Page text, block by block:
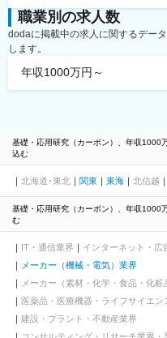
職業別の求人数
dodaに掲載中の求人に関するデー
します。
年収1000万円～
基礎・応用研究（カーボン）、年収1000
込む
北海道･東北 関東 東海 北信越
基礎・応用研究（カーボン）、年収1000
む
IT・通信業界
インターネット・広
メーカー（機械・電気）業界
メーカー（素材・化学・食品・化粧
医薬品・医療機器・ライフサイエン
建設・プラント・不動産業界